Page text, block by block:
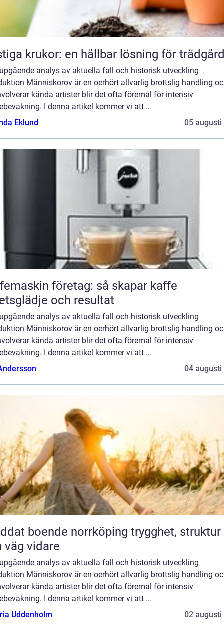
krukor: en hållbar lösning för
analys av aktuella fall och historisk utveckling
Människorov är en oerhört allvarlig brottslig handling
kända artister blir det ofta föremål för intensiv
I denna artikel kommer vi att ...
Eklund
05 augusti
företag: så skapar kaffe
och resultat
analys av aktuella fall och historisk utveckling
Människorov är en oerhört allvarlig brottslig handling
kända artister blir det ofta föremål för intensiv
I denna artikel kommer vi att ...
04 augusti
boende norrköping trygghet, struktur
väg vidare
analys av aktuella fall och historisk utveckling
Människorov är en oerhört allvarlig brottslig handling
kända artister blir det ofta föremål för intensiv
I denna artikel kommer vi att ...
Uddenholm
02 augusti